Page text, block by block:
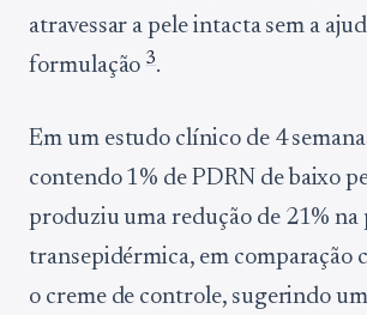
atravessar a pele intacta sem a
formulação3.
Em um estudo clínico de 4
contendo 1% de PDRN de baixo
produziu uma redução de 21% na
transepidérmica, em comparação
o creme de controle, sugerindo